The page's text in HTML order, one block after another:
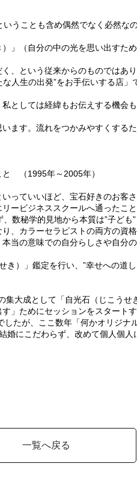
うことも含め偶然でなく必然な
」（自分の中の光を思い出すため
、という従来からのものではあ
人生の出発”をお手伝いする店」
としては経緯もお伝えする機会
ます。流れをつかみやすくする
と （1995年～2005年）
っていいほど、宝石好きのお客
ービジネススクールへ通ったこ
数秘学的見地から本質は”子ども
、カラーセラピストの両方の資
当の意味での自分らしさや自分
）」鑑定を行い、”幸せへの道
大成として「自光石（じこう
」ためにセッションをスタートす
たが、ここ数年「何かオリジナ
婚にこだわらず、改めて個人個
一覧へ戻る